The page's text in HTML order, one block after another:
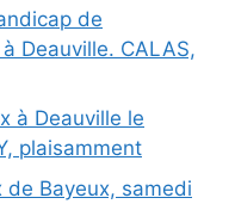
de
Deauville. CALAS,
à Deauville le
plaisamment
de Bayeux, samedi